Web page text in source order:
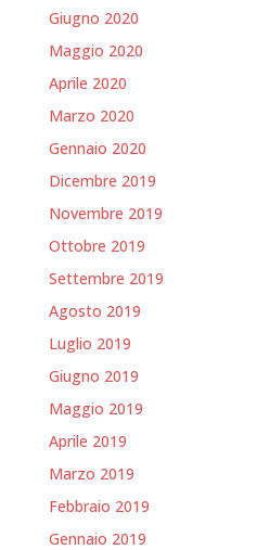
Giugno 2020
Maggio 2020
Aprile 2020
Marzo 2020
Gennaio 2020
Dicembre 2019
Novembre 2019
Ottobre 2019
Settembre 2019
Agosto 2019
Luglio 2019
Giugno 2019
Maggio 2019
Aprile 2019
Marzo 2019
Febbraio 2019
Gennaio 2019